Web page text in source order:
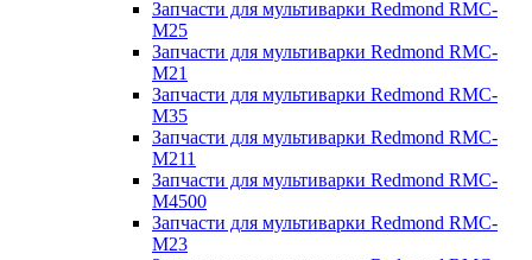
Запчасти для мультиварки Redmond RMC-
M25
Запчасти для мультиварки Redmond RMC-
M21
Запчасти для мультиварки Redmond RMC-
M35
Запчасти для мультиварки Redmond RMC-
M211
Запчасти для мультиварки Redmond RMC-
M4500
Запчасти для мультиварки Redmond RMC-
M23